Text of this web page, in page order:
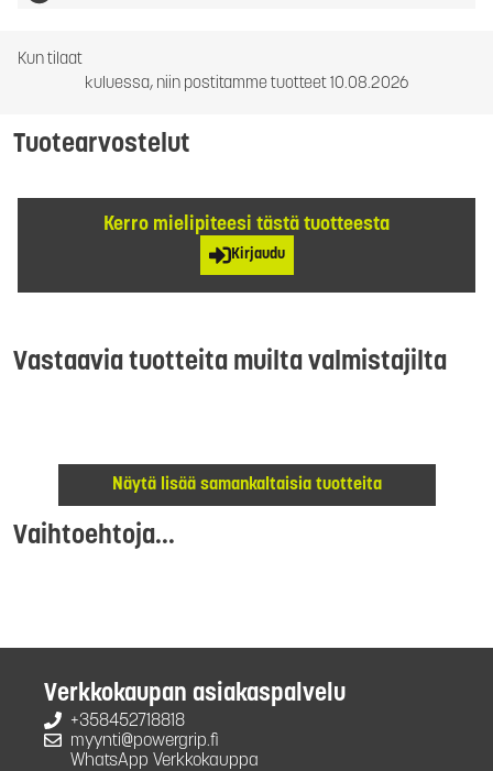
Kun tilaat
kuluessa, niin postitamme tuotteet 10.08.2026
Tuotearvostelut
Kerro mielipiteesi tästä tuotteesta
Kirjaudu
Vastaavia tuotteita muilta valmistajilta
Näytä lisää samankaltaisia tuotteita
Vaihtoehtoja...
Verkkokaupan asiakaspalvelu
+358452718818
myynti@powergrip.fi
WhatsApp Verkkokauppa